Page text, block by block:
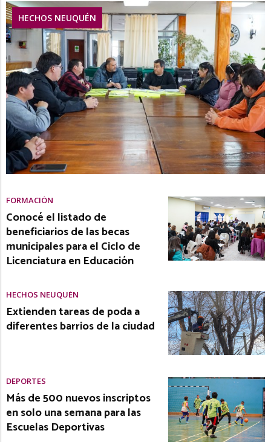
HECHOS NEUQUÉN
FORMACIÓN
Conocé el listado de
beneficiarios de las becas
municipales para el Ciclo de
Licenciatura en Educación
HECHOS NEUQUÉN
Extienden tareas de poda a
diferentes barrios de la ciudad
DEPORTES
Más de 500 nuevos inscriptos
en solo una semana para las
Escuelas Deportivas